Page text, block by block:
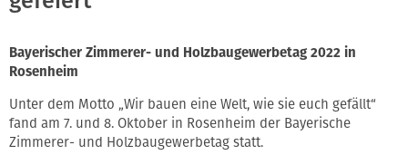
Bayerischer Zimmerer- und Holzbaugewerbetag 2022 in
Rosenheim
Unter dem Motto „Wir bauen eine Welt, wie sie euch gefällt“
fand am 7. und 8. Oktober in Rosenheim der Bayerische
Zimmerer- und Holzbaugewerbetag statt.